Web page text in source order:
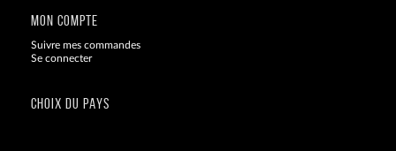
MON COMPTE
Suivre mes commandes
Se connecter
CHOIX DU PAYS